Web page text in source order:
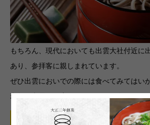
もちろん、現代においても出雲大社付近に
あり、参拝客に親しまれています。
ぜひ出雲においでの際には食べてみてはい
老舗の出雲そば店をいくつかご紹介します
■羽根屋本店さん